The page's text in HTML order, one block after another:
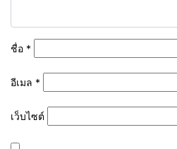
ชื่อ *
อีเมล *
เว็บไซต์